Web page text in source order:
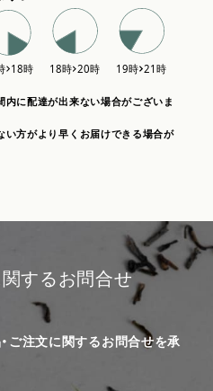
に配達が出来ない場合がございま
方がより早くお届けできる場合が
するお問合せ
ご注文に関するお問合せを承